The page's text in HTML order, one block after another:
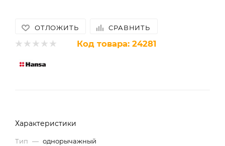
ОТЛОЖИТЬ СРАВНИТЬ
Код товара: 24281
Характеристики
Тип — однорычажный